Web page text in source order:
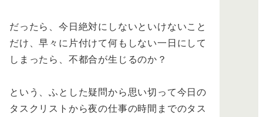
だったら、今日絶対にしないといけないこと
だけ、早々に片付けて何もしない一日にして
しまったら、不都合が生じるのか？
という、ふとした疑問から思い切って今日の
タスクリストから夜の仕事の時間までのタス